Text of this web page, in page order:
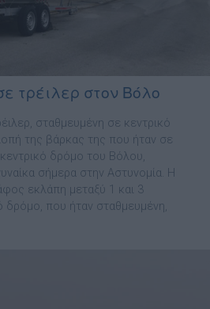
τρέιλερ στον Βόλο
σταθμευμένη σε κεντρικό
της βάρκας της που ήταν σε
δρόμο του Βόλου,
σήμερα στην Αστυνομία. Η
εκλάπη μεταξύ 1 και 3
δρόμο, που ήταν σταθμευμένη,